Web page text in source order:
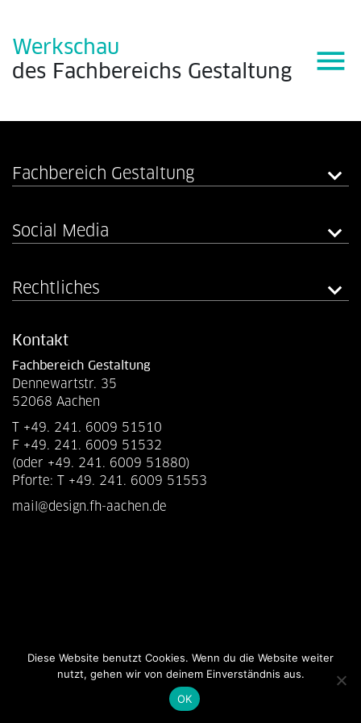
Werkschau
des Fachbereichs Gestaltung menu
Fachbereich Gestaltung
Social Media
Rechtliches
Kontakt
Fachbereich Gestaltung
Dennewartstr. 35
52068 Aachen
T +49. 241. 6009 51510
F +49. 241. 6009 51532
(oder +49. 241. 6009 51880)
Pforte: T +49. 241. 6009 51553
mail@design.fh-aachen.de
Diese Website benutzt Cookies. Wenn du die Website weiter
nutzt, gehen wir von deinem Einverständnis aus.
OK